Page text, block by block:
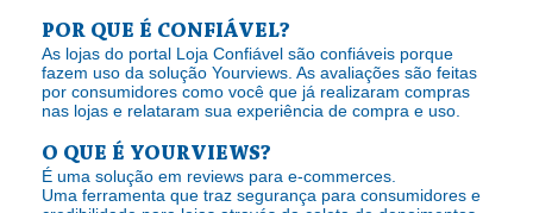
POR QUE É CONFIÁVEL?
As lojas do portal Loja Confiável são confiáveis porque
fazem uso da solução Yourviews. As avaliações são feitas
por consumidores como você que já realizaram compras
nas lojas e relataram sua experiência de compra e uso.
O QUE É YOURVIEWS?
É uma solução em reviews para e-commerces.
Uma ferramenta que traz segurança para consumidores e